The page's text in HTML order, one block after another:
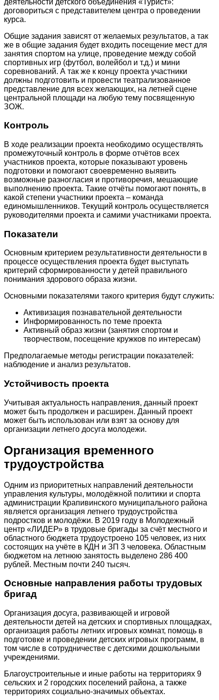
договориться с представителем центра о проведении
курса.
Общие задания зависят от желаемых результатов, а так
же в общие задания будет входить посещение мест для
занятия спортом на улице, проведение между собой
спортивных игр (футбол, волейбол и т.д.) и мини
соревнований. А так же к концу проекта участники
должны подготовить и провести театрализованное
представление для всех желающих, на летней сцене
центральной площади на любую тему посвященную
ЗОЖ.
Контроль
В ходе реализации проекта необходимо осуществлять
промежуточный контроль в форме отчётов всех
участников проекта, которые показывают уровень
подготовки и помогают своевременно выявить
возможные разногласия и противоречия, мешающие
выполнению проекта. Такие отчёты помогают понять, в
какой степени участники проекта – команда
единомышленников. Текущий контроль осуществляется
руководителями проекта и самими участниками проекта.
Показатели
Основным критерием результативности деятельности в
процессе осуществления проекта будет выступать
критерий сформированности у детей правильного
понимания здорового образа жизни.
Основными показателями такого критерия будут служить:
Активизация познавательной деятельности
Информированность по теме проекта
Активный образ жизни (занятия спортом и
творчеством, посещение кружков по интересам)
Предполагаемые методы регистрации показателей:
наблюдение и анализ результатов.
Устойчивость проекта
Учитывая актуальность направления, данный проект
может быть продолжен и расширен. Данный проект
может быть использован или взят за основу для
организации летнего досуга молодежи.
Организация временного
трудоустройства
Одним из приоритетных направлений деятельности
управления культуры, молодёжной политики и спорта
администрации Крапивинского муниципального района
является организация летнего трудоустройства
подростков и молодёжи. В 2019 году в Молодежный
центр «ЛИДЕР» в трудовые бригады за счёт местного и
областного бюджета трудоустроено 105 человек, из них
состоящих на учёте в КДН и ЗП 3 человека. Областным
бюджетом на летнюю занятость выделено 286 400
рублей. Местным почти 240 тысяч.
Основные направления работы трудовых
бригад
Организация досуга, развивающей и игровой
деятельности детей на детских и спортивных площадках,
организация работы летних игровых комнат, помощь в
подготовке и проведении детских игровых программ, в
том числе в сотрудничестве с детскими дошкольными
учреждениями.
Благоустроительные и иные работы на территориях 9
сельских и 2 городских поселений района, а также
территориях социально-значимых объектах.